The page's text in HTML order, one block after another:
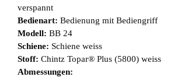
verspannt
Bedienart: Bedienung mit Bediengriff
Modell: BB 24
Schiene: Schiene weiss
Stoff: Chintz Topar® Plus (5800) weiss
Abmessungen: